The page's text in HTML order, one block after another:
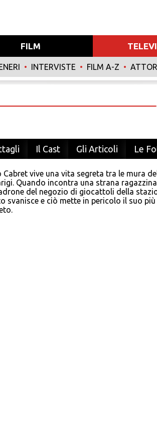
FILM
• INTERVISTE • FILM A-Z •
Il Cast Gli Articoli Le
Cabret vive una vita segreta tra le mura
Quando incontra una strana
del negozio di giocattoli della
svanisce e ciò mette in pericolo il suo più